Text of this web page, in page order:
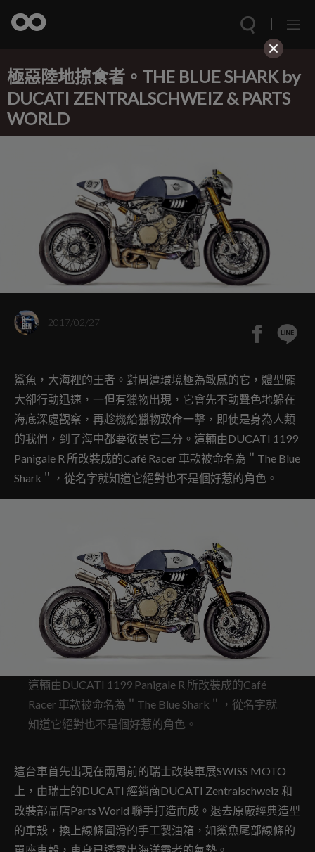
極惡陸地掠食者。THE BLUE SHARK by
DUCATI ZENTRALSCHWEIZ & PARTS
WORLD
2017/02/27
鯊魚，大海裡的王者。對周遭環境極為敏感的它，體型龐
大卻行動迅速，一但有獵物出現，它會先不動聲色地躲在
海底深處觀察，再趁機給獵物致命一擊，即使是身為人類
的我們，到了海中都要敬畏它三分。這輛由DUCATI 1199
Panigale R 所改裝成的Café Racer 車款被命名為＂The Blue
Shark＂，從名字就知道它絕對也不是個好惹的角色。
這輛由DUCATI 1199 Panigale R 所改裝成的Café
Racer 車款被命名為＂The Blue Shark＂，從名字就
知道它絕對也不是個好惹的角色。
這台車首先出現在兩周前的瑞士改裝車展SWISS MOTO
上，由瑞士的DUCATI 經銷商DUCATI Zentralschweiz 和
改裝部品店Parts World 聯手打造而成。退去原廠經典造型
的車殼，換上線條圓滑的手工製油箱，如鯊魚尾部線條的